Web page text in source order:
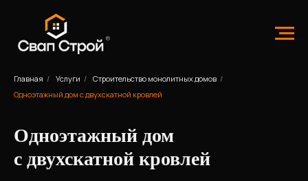
Главная / Услуги / Строительство монолитных домов /
Одноэтажный дом с двухскатной кровлей
Одноэтажный дом
с двухскатной кровлей